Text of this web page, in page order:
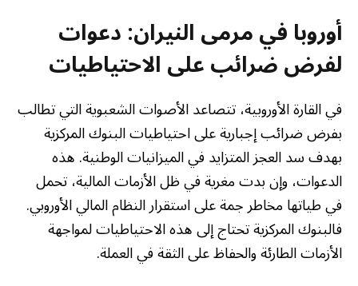
أوروبا في مرمى النيران: دعوات
لفرض ضرائب على الاحتياطيات
في القارة الأوروبية، تتصاعد الأصوات الشعبوية التي تطالب
بفرض ضرائب إجبارية على احتياطيات البنوك المركزية
بهدف سد العجز المتزايد في الميزانيات الوطنية. هذه
الدعوات، وإن بدت مغرية في ظل الأزمات المالية، تحمل
في طياتها مخاطر جمة على استقرار النظام المالي الأوروبي.
فالبنوك المركزية تحتاج إلى هذه الاحتياطيات لمواجهة
الأزمات الطارئة والحفاظ على الثقة في العملة.